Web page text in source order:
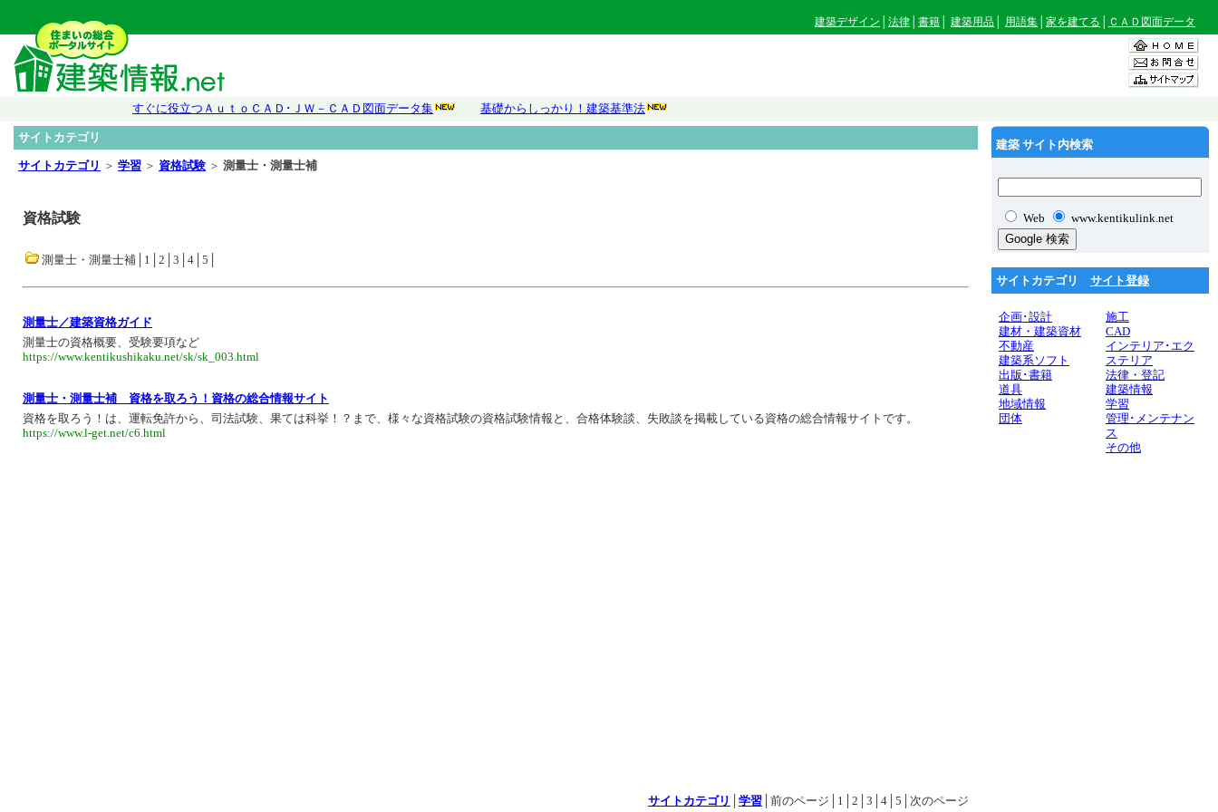
建築デザイン 法律 書籍 建築用品 用語集 家を建てる ＣＡＤ図面データ
すぐに役立つＡｕｔｏＣＡＤ･ＪＷ－ＣＡＤ図面データ集 基礎からしっかり！建築基準法
サイトカテゴリ
サイトカテゴリ ＞ 学習 ＞ 資格試験 ＞ 測量士・測量士補
資格試験
測量士・測量士補│1│2│3│4│5│
測量士／建築資格ガイド
測量士の資格概要、受験要項など
https://www.kentikushikaku.net/sk/sk_003.html
測量士・測量士補 資格を取ろう！資格の総合情報サイト
資格を取ろう！は、運転免許から、司法試験、果ては科挙！？まで、様々な資格試験の資格試験情報と、合格体験談、失敗談を掲載している資格の総合情報サイトです。
https://www.l-get.net/c6.html
サイトカテゴリ 学習 │前のページ│1│2│3│4│5│次のページ
建築 サイト内検索
Web www.kentikulink.net
サイトカテゴリ サイト登録
企画･設計
建材・建築資材
不動産
建築系ソフト
出版･書籍
道具
地域情報
団体
施工
CAD
インテリア･エク
ステリア
法律・登記
建築情報
学習
管理･メンテナン
ス
その他